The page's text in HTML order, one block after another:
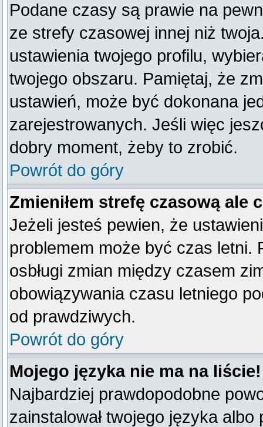
Podane czasy są prawie na
ze strefy czasowej innej niż
ustawienia twojego profilu,
twojego obszaru. Pamiętaj, że
ustawień, może być dokonana
zarejestrowanych. Jeśli więc
dobry moment, żeby to zrobić.
Powrót do góry
Zmieniłem strefę czasową ale
Jeżeli jesteś pewien, że
problemem może być czas letni.
osbługi zmian między czasem
obowiązywania czasu letniego
od prawdziwych.
Powrót do góry
Mojego języka nie ma na liście!
Najbardziej prawdopodobne
zainstalował twojego języka